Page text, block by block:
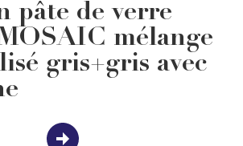
pâte de verre
mélange
gris+gris avec